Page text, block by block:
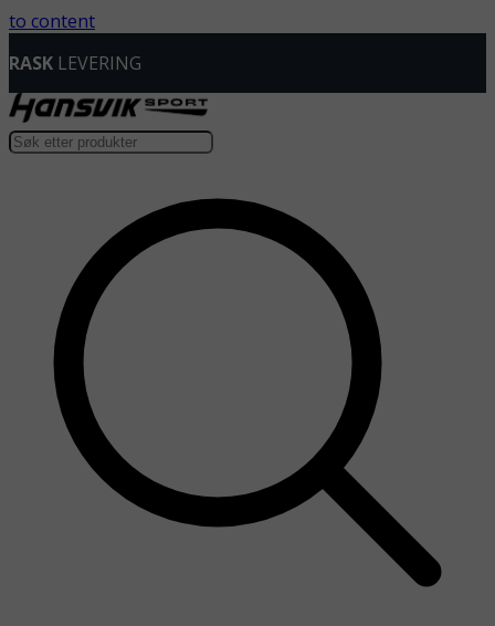
to content
RASK LEVERING